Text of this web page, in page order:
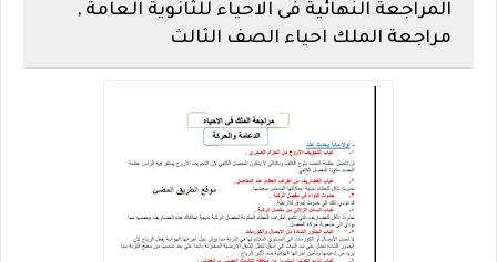
المراجعة النهائية فى الاحياء للثانوية العامة ,
مراجعة الملك احياء الصف الثالث